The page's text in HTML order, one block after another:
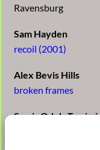
Ravensburg
Sam Hayden
recoil (2001)
Alex Bevis Hills
broken frames
Samir Odeh-Tamimi